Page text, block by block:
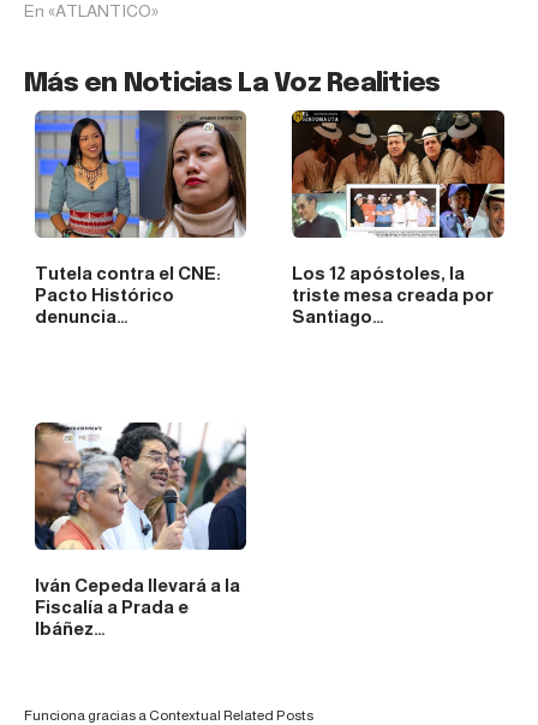
En «ATLANTICO»
Más en Noticias La Voz Realities
Tutela contra el CNE:
Pacto Histórico
denuncia…
Los 12 apóstoles, la
triste mesa creada por
Santiago…
Iván Cepeda llevará a la
Fiscalía a Prada e
Ibáñez…
Funciona gracias a Contextual Related Posts